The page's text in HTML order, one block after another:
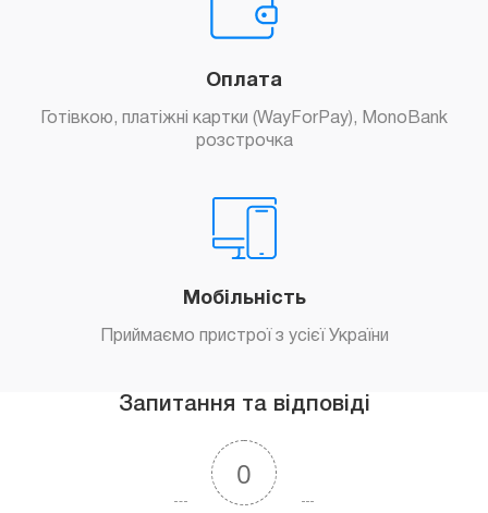
Оплата
Готівкою, платіжні картки (WayForPay), MonoBank
розстрочка
Мобільність
Приймаємо пристрої з усієї України
Запитання та відповіді
0